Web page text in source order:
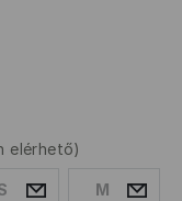
elérhető)
M